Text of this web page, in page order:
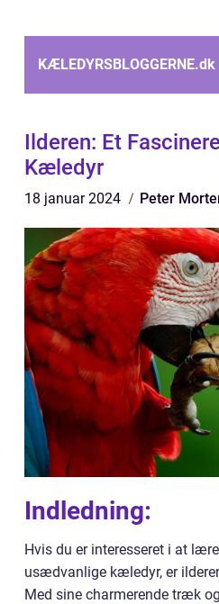
KÆLEDYRSBLOGGERNE.dk
Ilderen: Et
Kæledyr
18 januar 2024 Peter
Indledning:
Hvis du er interesseret i at
usædvanlige kæledyr, er
Med sine charmerende træk